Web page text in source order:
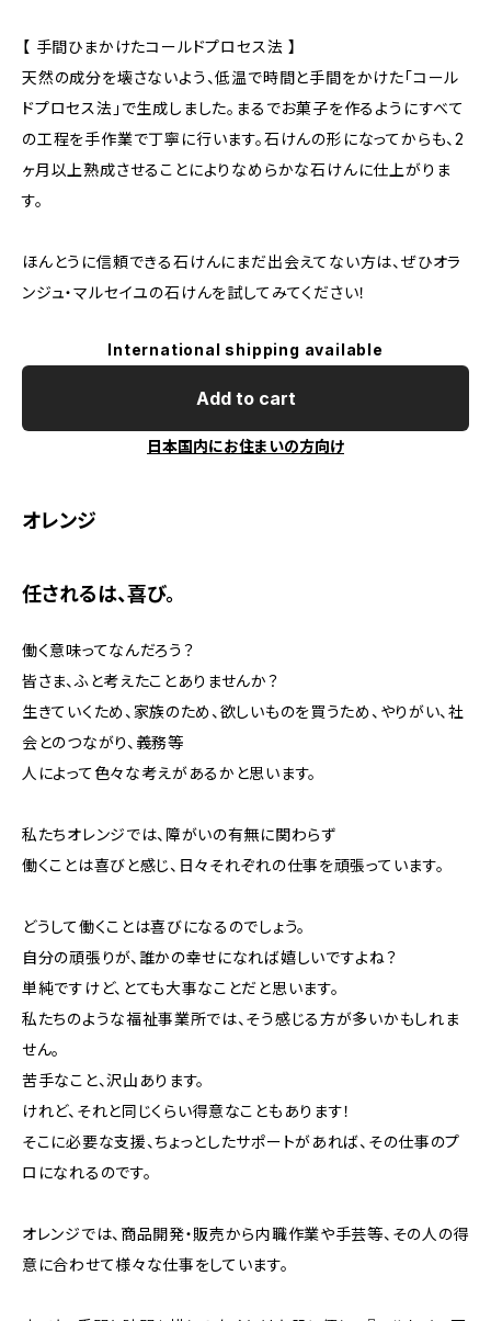
【 手間ひまかけたコールドプロセス法 】
天然の成分を壊さないよう、低温で時間と手間をかけた「コール
ドプロセス法」で生成しました。まるでお菓子を作るようにすべて
の工程を手作業で丁寧に行います。石けんの形になってからも、2
ヶ月以上熟成させることによりなめらかな石けんに仕上がりま
す。
ほんとうに信頼できる石けんにまだ出会えてない方は、ぜひオラ
ンジュ・マルセイユの石けんを試してみてください！
International shipping available
Add to cart
日本国内にお住まいの方向け
オレンジ
任されるは、喜び。
働く意味ってなんだろう？
皆さま、ふと考えたことありませんか？
生きていくため、家族のため、欲しいものを買うため、やりがい、社
会とのつながり、義務等
人によって色々な考えがあるかと思います。
私たちオレンジでは、障がいの有無に関わらず
働くことは喜びと感じ、日々それぞれの仕事を頑張っています。
どうして働くことは喜びになるのでしょう。
自分の頑張りが、誰かの幸せになれば嬉しいですよね？
単純ですけど、とても大事なことだと思います。
私たちのような福祉事業所では、そう感じる方が多いかもしれま
せん。
苦手なこと、沢山あります。
けれど、それと同じくらい得意なこともあります！
そこに必要な支援、ちょっとしたサポートがあれば、その仕事のプ
ロになれるのです。
オレンジでは、商品開発・販売から内職作業や手芸等、その人の得
意に合わせて様々な仕事をしています。